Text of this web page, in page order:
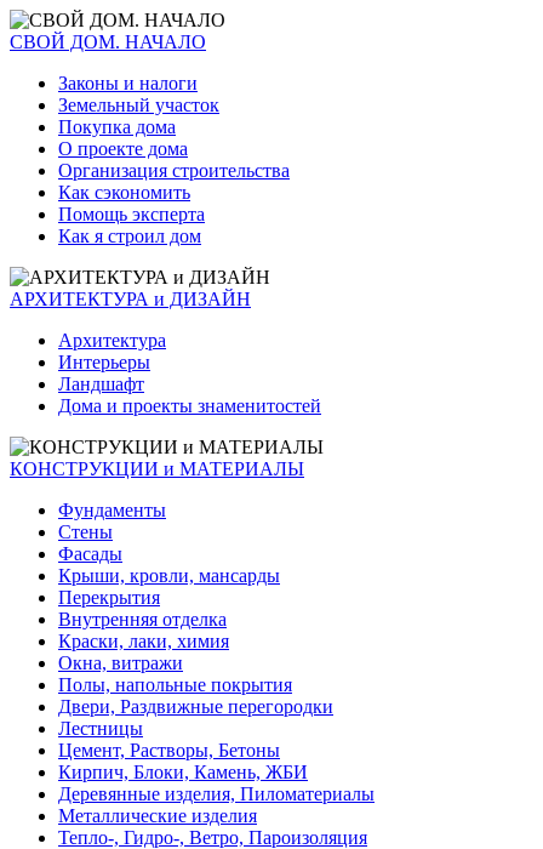
СВОЙ ДОМ. НАЧАЛО
Законы и налоги
Земельный участок
Покупка дома
О проекте дома
Организация строительства
Как сэкономить
Помощь эксперта
Как я строил дом
АРХИТЕКТУРА и ДИЗАЙН
Архитектура
Интерьеры
Ландшафт
Дома и проекты знаменитостей
КОНСТРУКЦИИ и МАТЕРИАЛЫ
Фундаменты
Стены
Фасады
Крыши, кровли, мансарды
Перекрытия
Внутренняя отделка
Краски, лаки, химия
Окна, витражи
Полы, напольные покрытия
Двери, Раздвижные перегородки
Лестницы
Цемент, Растворы, Бетоны
Кирпич, Блоки, Камень, ЖБИ
Деревянные изделия, Пиломатериалы
Металлические изделия
Тепло-, Гидро-, Ветро, Пароизоляция